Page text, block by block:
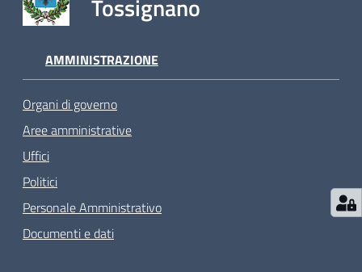
Tossignano
AMMINISTRAZIONE
Organi di governo
Aree amministrative
Uffici
Politici
Personale Amministrativo
Documenti e dati